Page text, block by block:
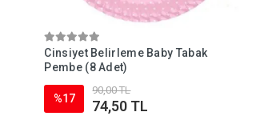
Cinsiyet Belirleme Baby Tabak
Pembe (8 Adet)
%17
90,00 TL
74,50 TL